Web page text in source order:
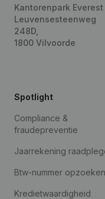
Kantorenpark Everest
Leuvensesteenweg
248D,
1800 Vilvoorde
Spotlight
Compliance &
fraudepreventie
Jaarrekening
Btw-nummer opzoeken
Kredietwaardigheid